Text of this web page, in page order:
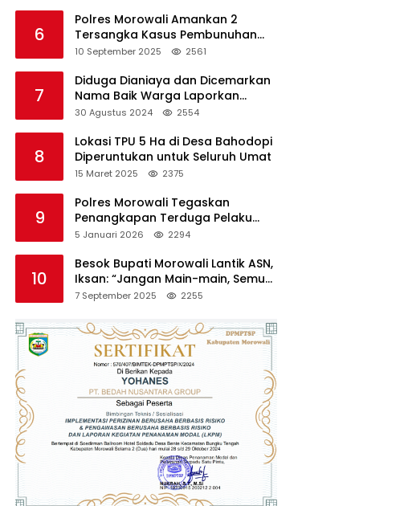
6
Polres Morowali Amankan 2
Tersangka Kasus Pembunuhan
WNA di Desa Topogaro
10 September 2025 2561
7
Diduga Dianiaya dan Dicemarkan
Nama Baik Warga Laporkan
Oknum Kades dan Oknum Polisi
30 Agustus 2024 2554
8
Lokasi TPU 5 Ha di Desa Bahodopi
Diperuntukan untuk Seluruh Umat
15 Maret 2025 2375
9
Polres Morowali Tegaskan
Penangkapan Terduga Pelaku
Pembakaran Kantor PT RCP Sesuai
5 Januari 2026 2294
10
Besok Bupati Morowali Lantik ASN,
Iksan: “Jangan Main-main, Semua
Saya Pantau”
7 September 2025 2255